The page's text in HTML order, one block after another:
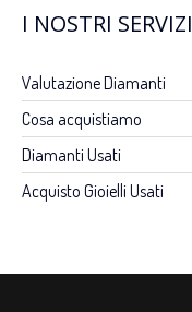
I NOSTRI SERVIZI
Valutazione Diamanti
Cosa acquistiamo
Diamanti Usati
Acquisto Gioielli Usati